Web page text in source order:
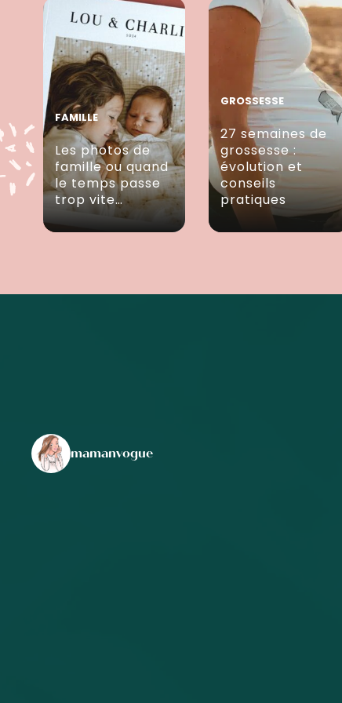
FAMILLE
Les photos de
famille ou quand
le temps passe
trop vite…
GROSSESSE
27 semaines de
grossesse :
évolution et
conseils
pratiques
mamanvogue